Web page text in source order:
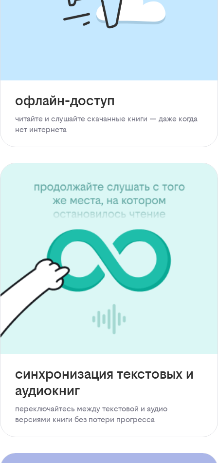
офлайн-доступ
читайте и слушайте скачанные книги — даже когда
нет интернета
синхронизация текстовых и
аудиокниг
переключайтесь между текстовой и аудио
версиями книги без потери прогресса